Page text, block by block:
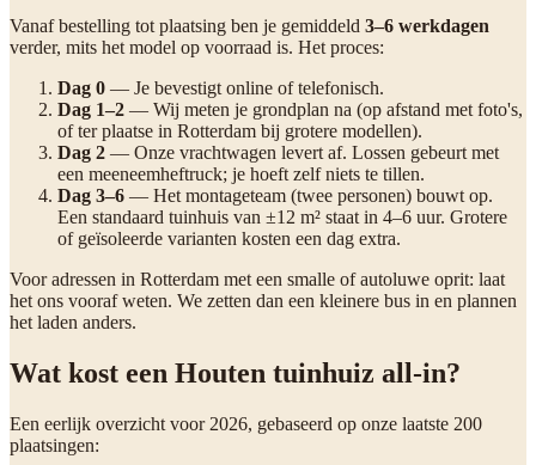
Vanaf bestelling tot plaatsing ben je gemiddeld 3–6 werkdagen
verder, mits het model op voorraad is. Het proces:
Dag 0 — Je bevestigt online of telefonisch.
Dag 1–2 — Wij meten je grondplan na (op afstand met foto's,
of ter plaatse in Rotterdam bij grotere modellen).
Dag 2 — Onze vrachtwagen levert af. Lossen gebeurt met
een meeneemheftruck; je hoeft zelf niets te tillen.
Dag 3–6 — Het montageteam (twee personen) bouwt op.
Een standaard tuinhuis van ±12 m² staat in 4–6 uur. Grotere
of geïsoleerde varianten kosten een dag extra.
Voor adressen in Rotterdam met een smalle of autoluwe oprit: laat
het ons vooraf weten. We zetten dan een kleinere bus in en plannen
het laden anders.
Wat kost een Houten tuinhuiz all-in?
Een eerlijk overzicht voor 2026, gebaseerd op onze laatste 200
plaatsingen: